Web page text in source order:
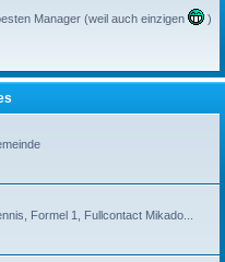
Manager (weil auch einzigen
)
Formel 1, Fullcontact Mikado...